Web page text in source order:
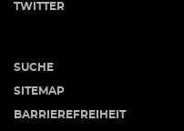
TWITTER
SUCHE
SITEMAP
BARRIEREFREIHEIT